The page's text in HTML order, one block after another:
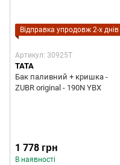
Відправка упродовж 2-х днів
Артикул: 30925T
TATA
Бак паливний + кришка -
ZUBR original - 190N YBX
1 778 грн
В наявності